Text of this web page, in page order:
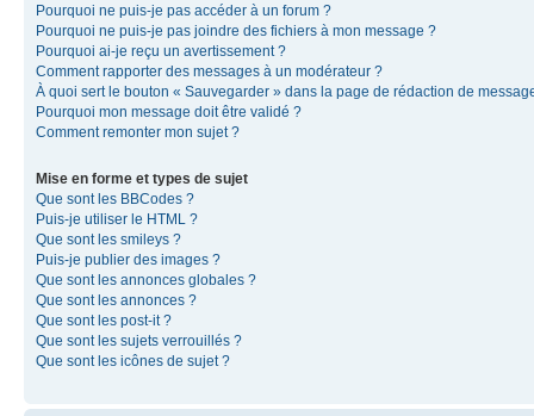
Pourquoi ne puis-je pas accéder à un forum ?
Pourquoi ne puis-je pas joindre des fichiers à mon message ?
Pourquoi ai-je reçu un avertissement ?
Comment rapporter des messages à un modérateur ?
À quoi sert le bouton « Sauvegarder » dans la page de rédaction de
Pourquoi mon message doit être validé ?
Comment remonter mon sujet ?
Mise en forme et types de sujet
Que sont les BBCodes ?
Puis-je utiliser le HTML ?
Que sont les smileys ?
Puis-je publier des images ?
Que sont les annonces globales ?
Que sont les annonces ?
Que sont les post-it ?
Que sont les sujets verrouillés ?
Que sont les icônes de sujet ?